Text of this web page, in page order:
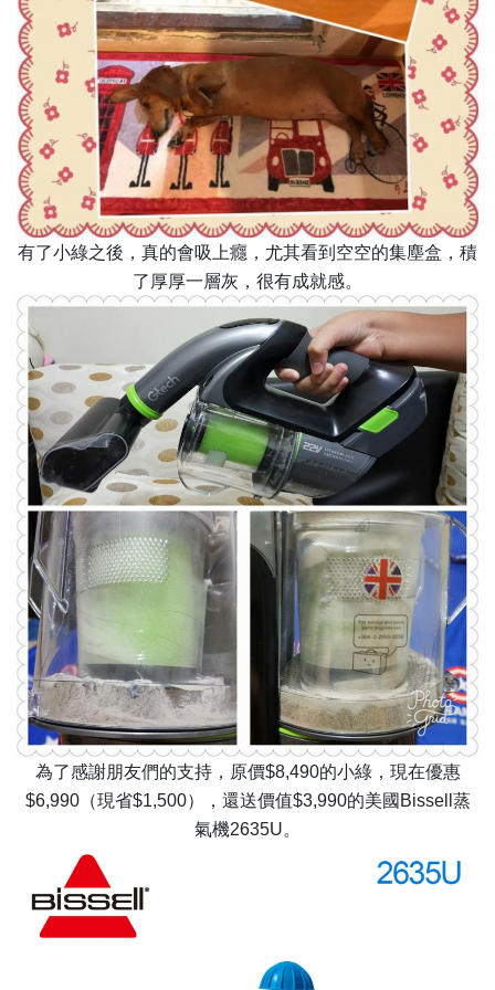
有了小綠之後，真的會吸上癮，尤其看到空空的集塵盒，積
了厚厚一層灰，很有成就感。
為了感謝朋友們的支持，原價$8,490的小綠，現在優惠
$6,990（現省$1,500），還送價值$3,990的美國Bissell蒸
氣機2635U。